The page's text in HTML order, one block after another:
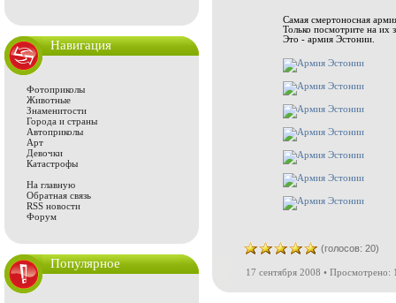
Навигация
Фотоприколы
Животные
Знаменитости
Города и страны
Автоприколы
Арт
Девочки
Катастрофы
На главную
Обратная связь
RSS новости
Форум
Популярное
Самая смертоносная
Только посмотрите на их
Это - армия Эстонии.
(голосов: 20)
17 сентября 2008 • Просмотрено: